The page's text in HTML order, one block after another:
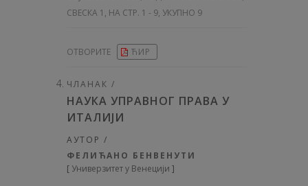
СВЕСКА 1, НА СТР. 1 - 9, УКУПНО 9
ОТВОРИТЕ ЋИР
ЧЛАНАК /
НАУКА УПРАВНОГ ПРАВА У
ИТАЛИЈИ
АУТОР /
ФЕЛИЋАНО БЕНВЕНУТИ
[ Универзитет у Венецији ]